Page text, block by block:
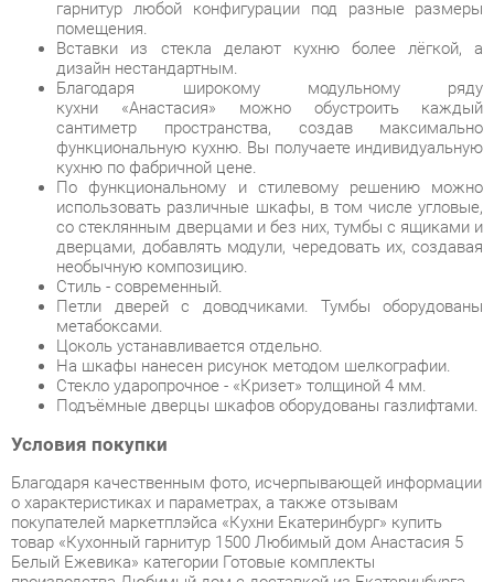
Благодаря широкому модульному ряду
кухни «Анастасия» можно обустроить каждый
сантиметр пространства, создав максимально
функциональную кухню. Вы получаете индивидуальную
кухню по фабричной цене.
По функциональному и стилевому решению можно
использовать различные шкафы, в том числе угловые,
со стеклянным дверцами и без них, тумбы с ящиками и
дверцами, добавлять модули, чередовать их, создавая
необычную композицию.
Стиль - современный.
Петли дверей с доводчиками. Тумбы оборудованы
метабоксами.
Цоколь устанавливается отдельно.
На шкафы нанесен рисунок методом шелкографии.
Стекло ударопрочное - «Кризет» толщиной 4 мм.
Подъёмные дверцы шкафов оборудованы газлифтами.
Условия покупки
Благодаря качественным фото, исчерпывающей информации
о характеристиках и параметрах, а также отзывам
товар «Кухонный гарнитур 1500 Любимый дом Анастасия 5
производства Любимый дом с доставкой из Екатеринбурга
по цене со скидкой и гарантией от производителя не
составит труда.
Мы отправляем заказы в доставку ежедневно. Товары из
ассортимента в наличии на складе в Екатеринбурге вы